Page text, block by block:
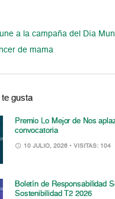
a la campaña del Día
de mama
te gusta
Premio Lo Mejor de Nos
convocatoria
10 JULIO, 2026 • VISITAS: 104
Boletín de Responsabilidad
Sostenibilidad T2 2026